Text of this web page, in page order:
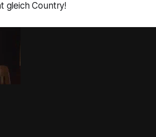
gleich Country!